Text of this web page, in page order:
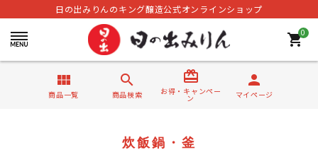
日の出みりんのキング醸造公式オンラインショップ
0
shopping_cart
view_module
商品一覧
search
商品検索
card_giftcard
お得・キャンペー
ン
person
マイページ
炊飯鍋・釜